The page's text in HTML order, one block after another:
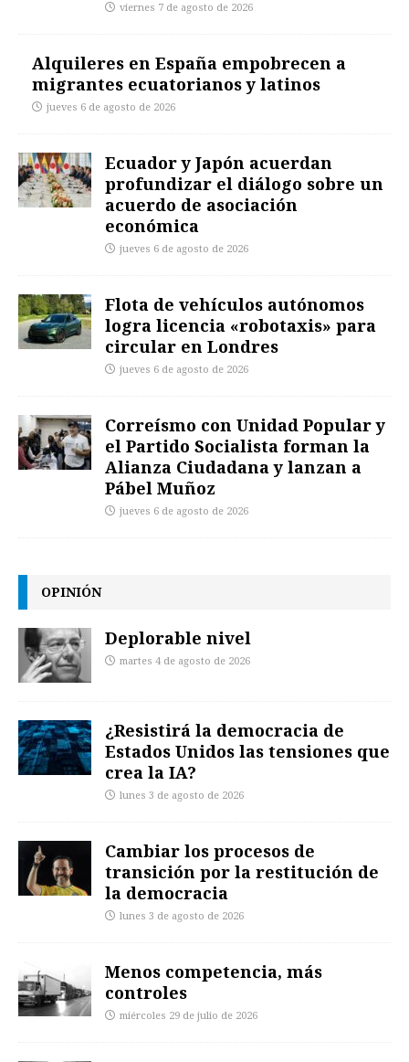
viernes 7 de agosto de 2026
Alquileres en España empobrecen a
migrantes ecuatorianos y latinos
jueves 6 de agosto de 2026
Ecuador y Japón acuerdan
profundizar el diálogo sobre un
acuerdo de asociación
económica
jueves 6 de agosto de 2026
Flota de vehículos autónomos
logra licencia «robotaxis» para
circular en Londres
jueves 6 de agosto de 2026
Correísmo con Unidad Popular y
el Partido Socialista forman la
Alianza Ciudadana y lanzan a
Pábel Muñoz
jueves 6 de agosto de 2026
OPINIÓN
Deplorable nivel
martes 4 de agosto de 2026
¿Resistirá la democracia de
Estados Unidos las tensiones que
crea la IA?
lunes 3 de agosto de 2026
Cambiar los procesos de
transición por la restitución de
la democracia
lunes 3 de agosto de 2026
Menos competencia, más
controles
miércoles 29 de julio de 2026